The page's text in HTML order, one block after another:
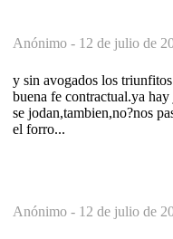
Anónimo - 12 de julio de
y sin avogados los
buena fe contractual.ya
se jodan,tambien,no?nos
el forro...
Anónimo - 12 de julio de